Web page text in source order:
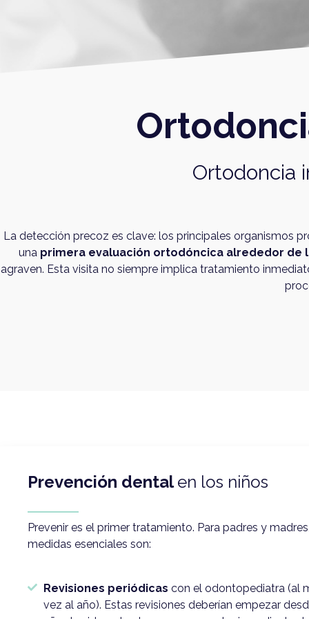
Ortodoncia
La detección precoz es clave: los principales organismos
una primera evaluación ortodóncica alrededor de
agraven. Esta visita no siempre implica tratamiento
Prevención dentalen los niños
Prevenir es el primer tratamiento. Para padres y
medidas esenciales son:
Revisiones periódicas con el odontopediatra (al
vez al año). Estas revisiones deberían empezar